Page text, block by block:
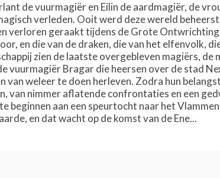
de vuurmagiër en Eilin de aardmagiër, de
verleden. Ooit werd deze wereld
verloren geraakt tijdens de Grote
en die van de draken, die van het elfenvolk,
zien de laatste overgebleven magiërs,
vuurmagiër Bragar die heersen over de stad
van weleer te doen herleven. Zodra hun
van nimmer aflatende confrontaties en een
beginnen aan een speurtocht naar het
en dat wacht op de komst van de Ene...